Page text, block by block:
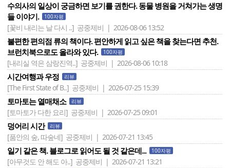
수의사의 일상이 궁금하면 보기를 권한다. 동물 병원을 거쳐가는 생명
들 이야기.
100자평
[꽃비 내리는 날 다시 ..] 공중제비 | 2026-08-06 13:52
불편한 편의점 류의 책이다. 편안하게 읽고 싶은 책을 찾는다면 추천.
브런치북으로도 올라와 있다.
100자평
[내리실 역은 삼랑진역..] 공중제비 | 2026-08-06 10:18
시간여행과 우정 리뷰
[The First State of B..] 공중제비 | 2026-07-25 15:39
토마토는 열매채소 리뷰
[토마토가 다한 요리] 공중제비 | 2026-07-25 09:01
덩어리 시간 리뷰
[품안의 숲, 따숲네] 공중제비 | 2026-07-21 13:45
일기 같은 책. 블로그로 읽어도 될 것 같은데... 100자평
[아무것도 안 해도 아..] 공중제비 | 2026-07-21 13:21